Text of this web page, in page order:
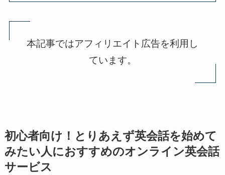
本記事ではアフィリエイト広告を利用し
ています。
初心者向け！とりあえず英会話を始めて
みたい人におすすめのオンライン英会話
サービス